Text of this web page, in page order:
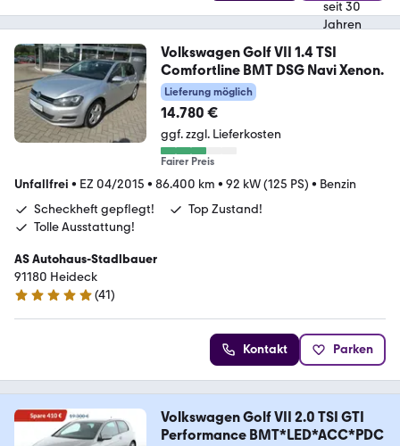
Volkswagen Golf VII 1.4 TSI
Comfortline BMT DSG Navi Xenon.
Lieferung möglich
14.780 €
ggf. zzgl. Lieferkosten
Fairer Preis
Unfallfrei • EZ 04/2015 • 86.400 km • 92 kW (125 PS) • Benzin
Scheckheft gepflegt!
Top Zustand!
Tolle Ausstattung!
AS Autohaus-Stadlbauer
91180 Heideck
5 Sterne
(41)
Kontakt Parken
Volkswagen Golf VII 2.0 TSI GTI
Performance BMT*LED*ACC*PDC